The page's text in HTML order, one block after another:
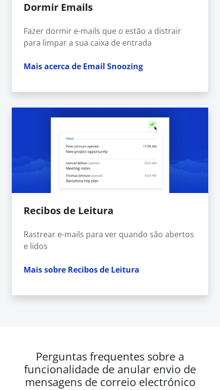
Dormir Emails
Fazer dormir e-mails que o estão a distrair
para limpar a sua caixa de entrada
Mais acerca de Email Snoozing
Recibos de Leitura
Rastrear e-mails para ver quando são abertos
e lidos
Mais sobre Recibos de Leitura
Perguntas frequentes sobre a
funcionalidade de anular envio de
mensagens de correio electrónico